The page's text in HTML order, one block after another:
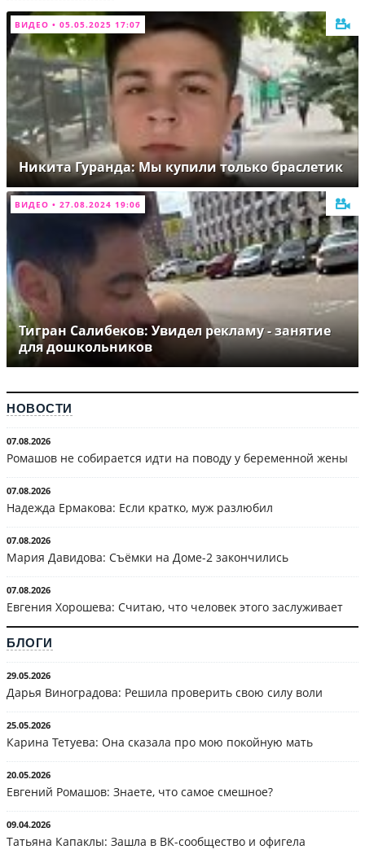
ВИДЕО • 05.05.2025 17:07
Никита Гуранда: Мы купили только браслетик
ВИДЕО • 27.08.2024 19:06
Тигран Салибеков: Увидел рекламу - занятие
для дошкольников
НОВОСТИ
07.08.2026
Ромашов не собирается идти на поводу у беременной жены
07.08.2026
Надежда Ермакова: Если кратко, муж разлюбил
07.08.2026
Мария Давидова: Съёмки на Доме-2 закончились
07.08.2026
Евгения Хорошева: Считаю, что человек этого заслуживает
БЛОГИ
29.05.2026
Дарья Виноградова: Решила проверить свою силу воли
25.05.2026
Карина Тетуева: Она сказала про мою покойную мать
20.05.2026
Евгений Ромашов: Знаете, что самое смешное?
09.04.2026
Татьяна Капаклы: Зашла в ВК-сообщество и офигела